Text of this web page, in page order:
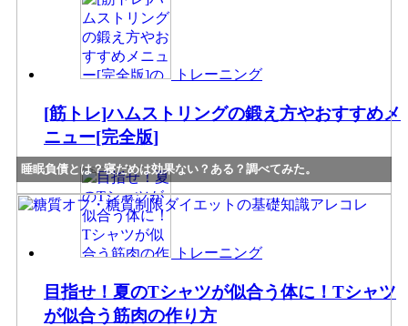
睡眠負債とは？寝だめは効果ない？ある？調べてみた。
トレーニング
[筋トレ]ハムストリングの鍛え方やおすすめメ
ニュー[完全版]
トレーニング
目指せ！夏のTシャツが似合う体に！Tシャツ
が似合う筋肉の作り方